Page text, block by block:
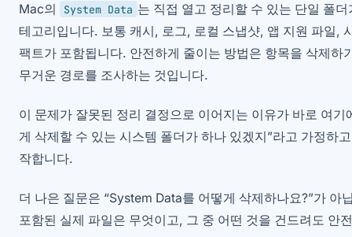
Mac의 System Data 는 직접 열고 정리할 수 있는 단일 폴
테고리입니다. 보통 캐시, 로그, 로컬 스냅샷, 앱 지원 파일,
팩트가 포함됩니다. 안전하게 줄이는 방법은 항목을 삭제하
무거운 경로를 조사하는 것입니다.
이 문제가 잘못된 정리 결정으로 이어지는 이유가 바로 여
게 삭제할 수 있는 시스템 폴더가 하나 있겠지”라고 가정하
작합니다.
더 나은 질문은 “System Data를 어떻게 삭제하나요?”가 아
포함된 실제 파일은 무엇이고, 그 중 어떤 것을 건드려도 안